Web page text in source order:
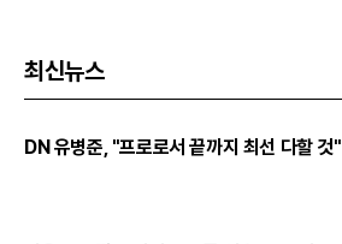
최신뉴스
DN 유병준, "프로로서 끝까지 최선 다할 것"